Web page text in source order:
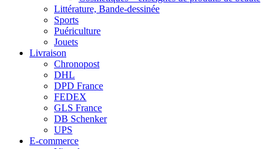
Littérature, Bande-dessinée
Sports
Puériculture
Jouets
Livraison
Chronopost
DHL
DPD France
FEDEX
GLS France
DB Schenker
UPS
E-commerce